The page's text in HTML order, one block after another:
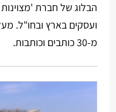
הבלוג של חברת
מ-30 כותבים וכותבות.